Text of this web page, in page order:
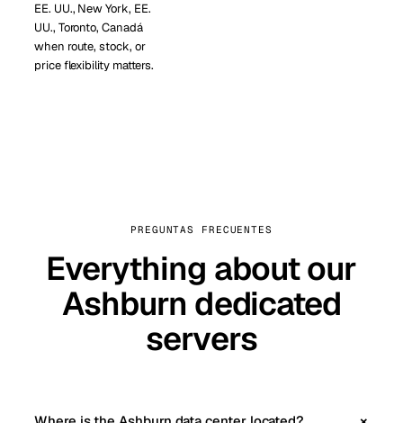
EE. UU., New York, EE.
UU., Toronto, Canadá
when route, stock, or
price flexibility matters.
PREGUNTAS FRECUENTES
Everything about our
Ashburn dedicated
servers